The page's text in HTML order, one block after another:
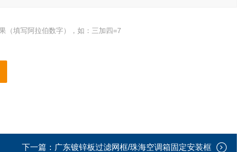
（填写阿拉伯数字），如：三加四=7
下一篇： 广东镀锌板过滤网框/珠海空调箱固定安装框